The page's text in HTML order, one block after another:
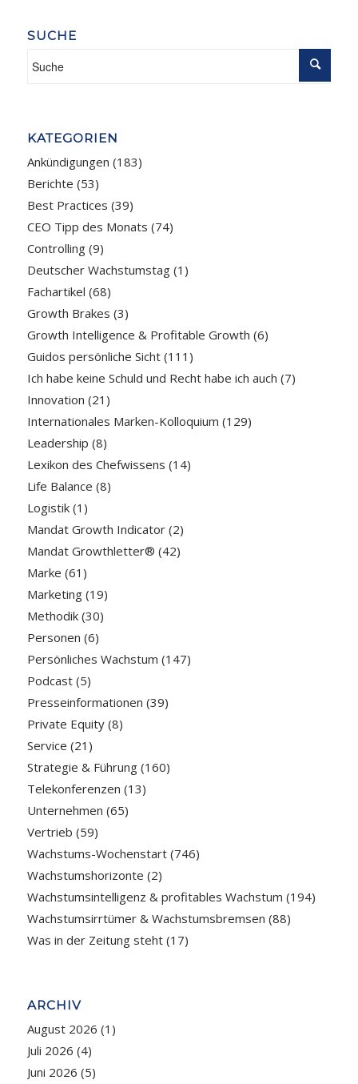
SUCHE
KATEGORIEN
Ankündigungen (183)
Berichte (53)
Best Practices (39)
CEO Tipp des Monats (74)
Controlling(9)
Deutscher Wachstumstag(1)
Fachartikel (68)
Growth Brakes (3)
Growth Intelligence & Profitable Growth (6)
Guidos persönliche Sicht(111)
Ich habe keine Schuld und Recht habe ich auch (7)
Innovation (21)
Internationales Marken-Kolloquium (129)
Leadership (8)
Lexikon des Chefwissens (14)
Life Balance (8)
Logistik(1)
Mandat Growth Indicator(2)
Mandat Growthletter® (42)
Marke (61)
Marketing(19)
Methodik(30)
Personen (6)
Persönliches Wachstum (147)
Podcast(5)
Presseinformationen (39)
Private Equity(8)
Service (21)
Strategie & Führung(160)
Telekonferenzen (13)
Unternehmen (65)
Vertrieb (59)
Wachstums-Wochenstart(746)
Wachstumshorizonte (2)
Wachstumsintelligenz & profitables Wachstum (194)
Wachstumsirrtümer & Wachstumsbremsen (88)
Was in der Zeitung steht(17)
ARCHIV
August 2026 (1)
Juli 2026 (4)
Juni 2026 (5)